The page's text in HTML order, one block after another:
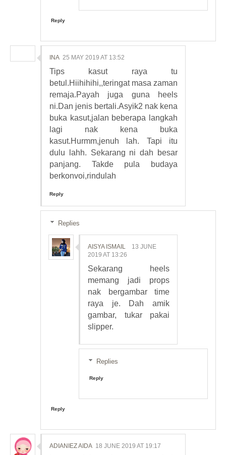
Reply
INA 25 MAY 2019 AT 13:52
Tips kasut raya tu
betul.Hiihihihi,,teringat masa zaman
remaja.Payah juga guna heels
ni.Dan jenis bertali.Asyik2 nak kena
buka kasut,jalan beberapa langkah
lagi nak kena buka
kasut.Hurmm,jenuh lah. Tapi itu
dulu lahh. Sekarang ni dah besar
panjang. Takde pula budaya
berkonvoi,rindulah
Reply
Replies
AISYA ISMAIL
13 JUNE
2019 AT 13:26
Sekarang heels
memang jadi props
nak bergambar time
raya je. Dah amik
gambar, tukar pakai
slipper.
Replies
Reply
Reply
ADIANIEZ AIDA 18 JUNE 2019 AT 19:17